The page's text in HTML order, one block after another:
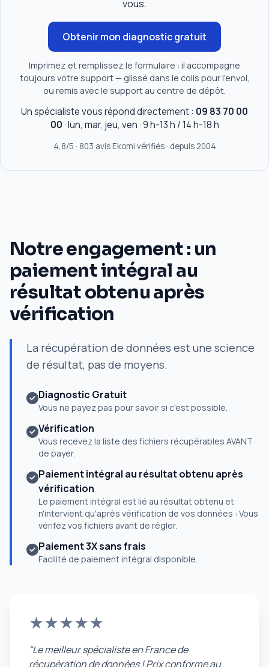
vous.
Obtenir mon diagnostic gratuit
Imprimez et remplissez le formulaire : il accompagne
toujours votre support — glissé dans le colis pour l'envoi,
ou remis avec le support au centre de dépôt.
Un spécialiste vous répond directement : 09 83 70 00
00 · lun, mar, jeu, ven · 9 h-13 h / 14 h-18 h
4,8/5 · 803 avis Ekomi vérifiés · depuis 2004
Notre engagement : un
paiement intégral au
résultat obtenu après
vérification
La récupération de données est une science
de résultat, pas de moyens.
Diagnostic Gratuit
Vous ne payez pas pour savoir si c'est possible.
Vérification
Vous recevez la liste des fichiers récupérables AVANT
de payer.
Paiement intégral au résultat obtenu après
vérification
Le paiement intégral est lié au résultat obtenu et
n'intervient qu'après vérification de vos données : Vous
vérifez vos fichiers avant de régler.
Paiement 3X sans frais
Facilité de paiement intégral disponible.
★★★★★
"Le meilleur spécialiste en France de
récupération de données ! Prix conforme au